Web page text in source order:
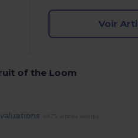
Voir
of the Loom